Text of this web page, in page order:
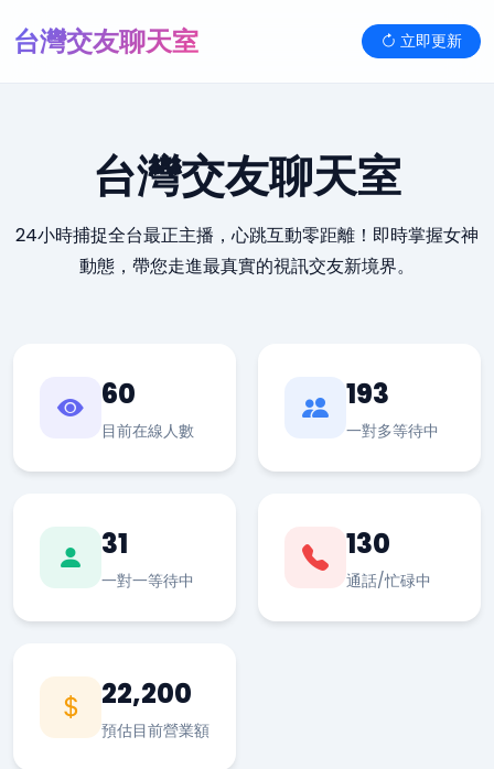
台灣交友聊天室 立即更新
台灣交友聊天室
24小時捕捉全台最正主播，心跳互動零距離！即時掌握女神
動態，帶您走進最真實的視訊交友新境界。
60
目前在線人數
193
一對多等待中
31
一對一等待中
130
通話/忙碌中
22,200
預估目前營業額